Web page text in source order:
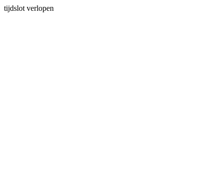
tijdslot verlopen